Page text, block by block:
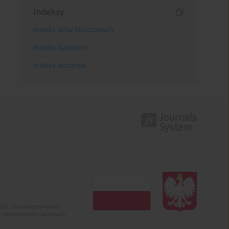
Indeksy
Indeks słów kluczowych
Indeks dziedzin
Indeks autorów